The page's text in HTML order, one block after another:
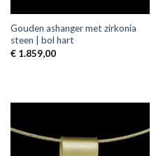
Gouden ashanger met zirkonia
steen | bol hart
€1.859,00